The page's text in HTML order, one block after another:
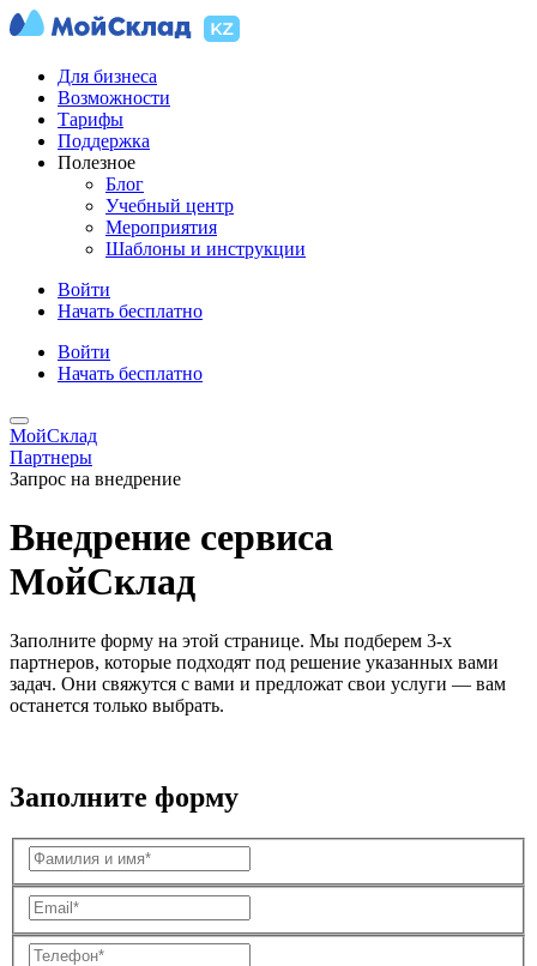
Для бизнеса
Возможности
Тарифы
Поддержка
Полезное
Блог
Учебный центр
Мероприятия
Шаблоны и инструкции
Войти
Начать бесплатно
Войти
Начать бесплатно
МойСклад
Партнеры
Запрос на внедрение
Внедрение сервиса
МойСклад
Заполните форму на этой странице. Мы подберем 3-х
партнеров, которые подходят под решение указанных вами
задач. Они свяжутся с вами и предложат свои услуги — вам
останется только выбрать.
Заполните форму